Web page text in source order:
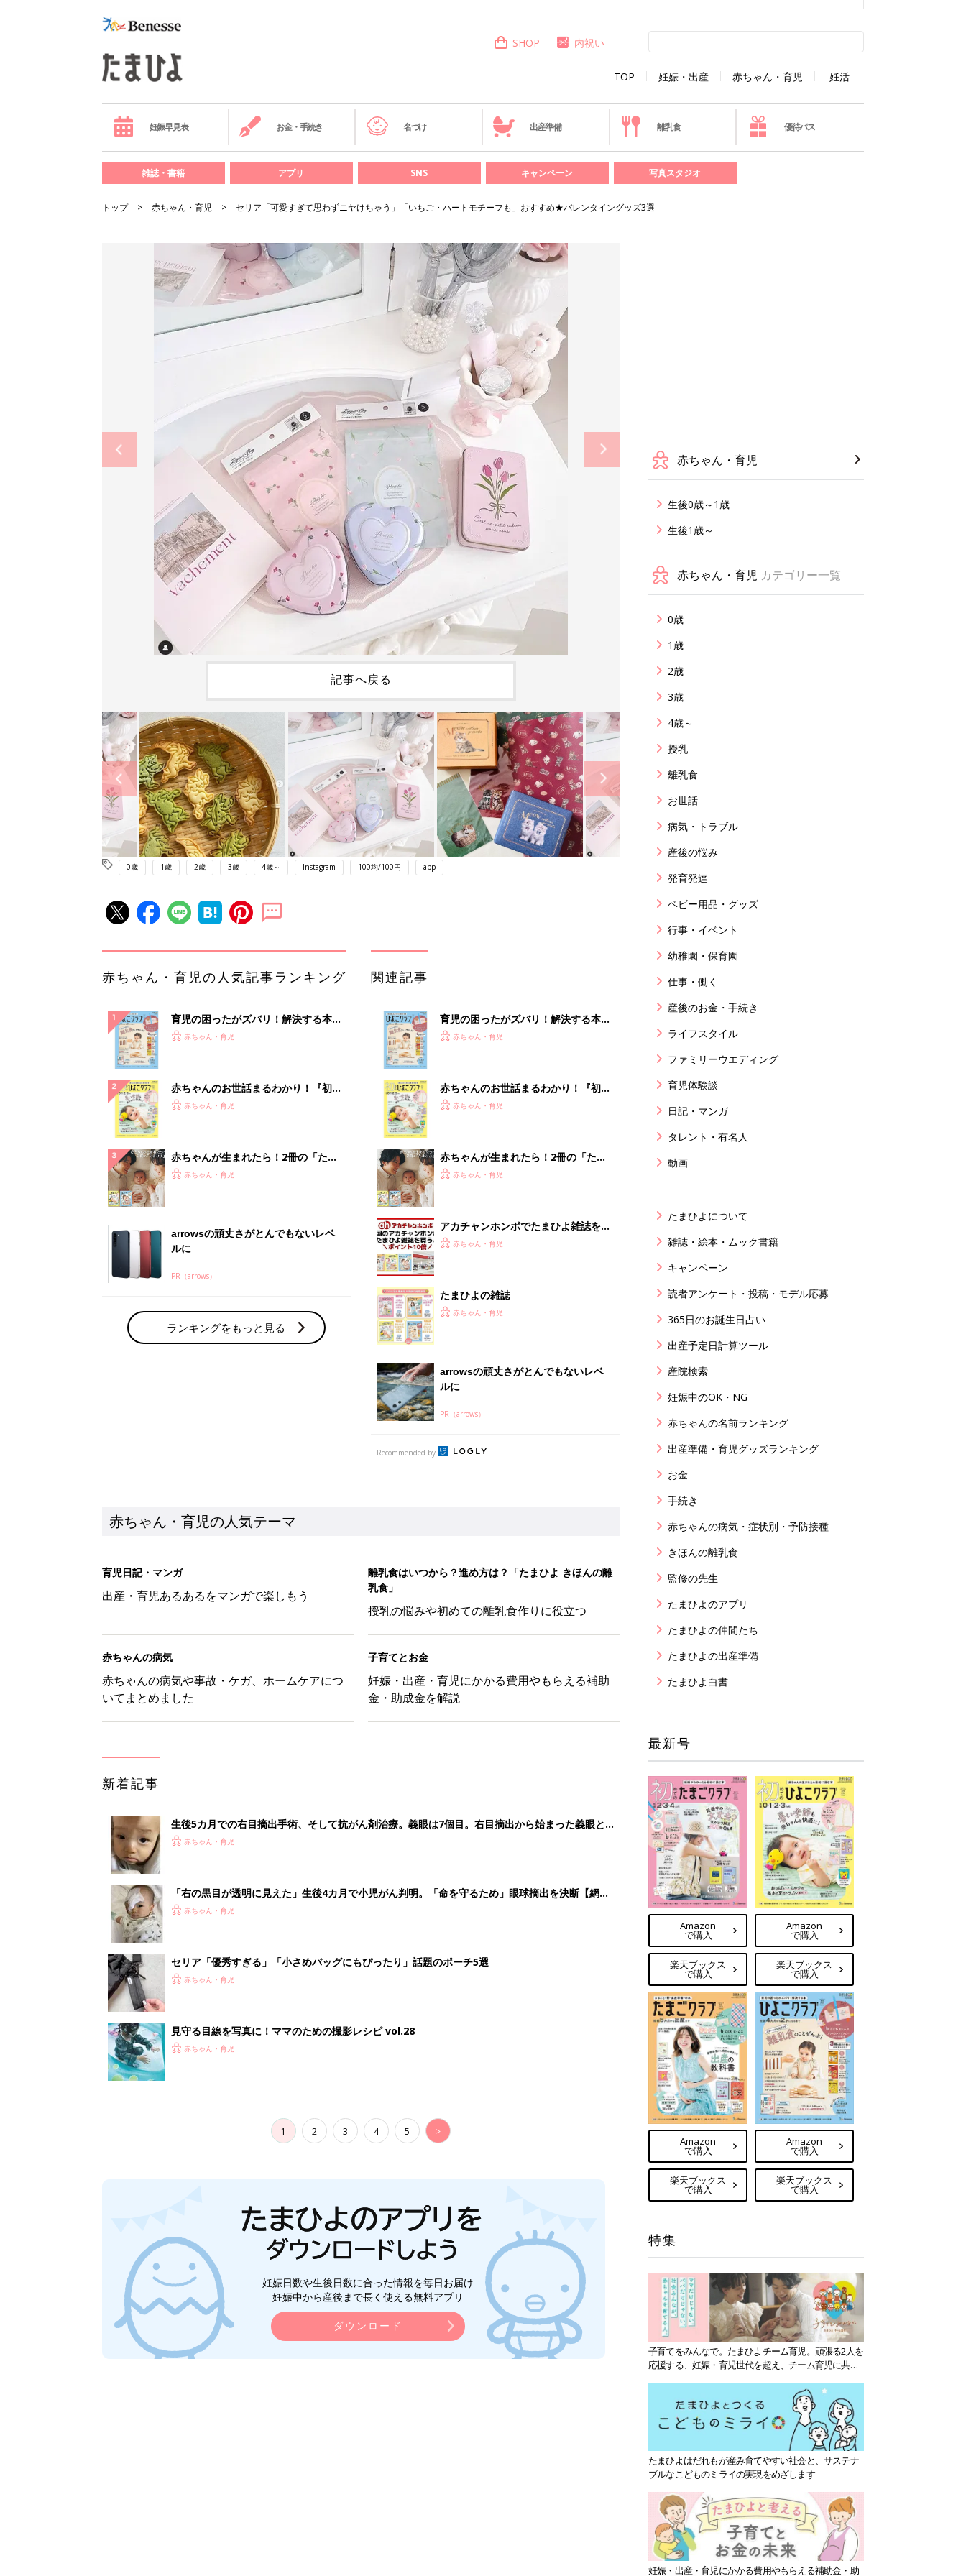
TOP 妊娠・出産 赤ちゃん・育児 妊活
SHOP 内祝い
妊娠早見表 お金・手続き 名づけ 出産準備 離乳食 優待パス
雑誌・書籍 アプリ SNS キャンペーン 写真スタジオ
トップ 赤ちゃん・育児 セリア「可愛すぎて思わずニヤけちゃう」「いちご・ハートモチーフも」おすすめ★バレンタイングッズ3選
記事へ戻る
0歳 1歳 2歳 3歳 4歳～ Instagram 100均/100円 app
赤ちゃん・育児の人気記事ランキング
育児の困ったがズバリ！解決する本
『ひよこクラブ 秋号』 4カ月～2才
赤ちゃん・育児
赤ちゃんのお世話まるわかり！『初め
てのひよこクラブ 夏号』〈巻頭大特
赤ちゃん・育児
赤ちゃんが生まれたら！2冊の「たま
ひよ」
赤ちゃん・育児
arrowsの頑丈さがとんでもないレベ
ルに
PR（arrows）
ランキングをもっと見る
関連記事
育児の困ったがズバリ！解決する本
『ひよこクラブ 秋号』 4カ月～2才
赤ちゃん・育児
赤ちゃんのお世話まるわかり！『初め
てのひよこクラブ 夏号』〈巻頭大特
赤ちゃん・育児
赤ちゃんが生まれたら！2冊の「たま
ひよ」
赤ちゃん・育児
アカチャンホンポでたまひよ雑誌を買
うとポイント10倍【期間限定】
赤ちゃん・育児
たまひよの雑誌
赤ちゃん・育児
arrowsの頑丈さがとんでもないレベ
ルに
PR（arrows）
Recommended by
赤ちゃん・育児の人気テーマ
育児日記・マンガ
出産・育児あるあるをマンガで楽しもう
離乳食はいつから？進め方は？「たまひよ きほんの離
乳食」
授乳の悩みや初めての離乳食作りに役立つ
赤ちゃんの病気
赤ちゃんの病気や事故・ケガ、ホームケアにつ
いてまとめました
子育てとお金
妊娠・出産・育児にかかる費用やもらえる補助
金・助成金を解説
新着記事
生後5カ月での右目摘出手術、そして抗がん剤治療。義眼は7個目。右目摘出から始まった義眼と
の生活【網膜芽細胞腫】
赤ちゃん・育児
「右の黒目が透明に見えた」生後4カ月で小児がん判明。「命を守るため」眼球摘出を決断【網膜
芽細胞腫】
赤ちゃん・育児
セリア「優秀すぎる」「小さめバッグにもぴったり」話題のポーチ5選
赤ちゃん・育児
見守る目線を写真に！ママのための撮影レシピ vol.28
赤ちゃん・育児
1 2 3 4 5 >
妊娠日数や生後日数に合った情報を毎日お届け
妊娠中から産後まで長く使える無料アプリ
ダウンロード
赤ちゃん・育児
生後0歳～1歳
生後1歳～
赤ちゃん・育児 カテゴリー一覧
0歳
1歳
2歳
3歳
4歳～
授乳
離乳食
お世話
病気・トラブル
産後の悩み
発育発達
ベビー用品・グッズ
行事・イベント
幼稚園・保育園
仕事・働く
産後のお金・手続き
ライフスタイル
ファミリーウエディング
育児体験談
日記・マンガ
タレント・有名人
動画
たまひよについて
雑誌・絵本・ムック書籍
キャンペーン
読者アンケート・投稿・モデル応募
365日のお誕生日占い
出産予定日計算ツール
産院検索
妊娠中のOK・NG
赤ちゃんの名前ランキング
出産準備・育児グッズランキング
お金
手続き
赤ちゃんの病気・症状別・予防接種
きほんの離乳食
監修の先生
たまひよのアプリ
たまひよの仲間たち
たまひよの出産準備
たまひよ白書
最新号
Amazon
で購入
楽天ブックス
で購入
Amazon
で購入
楽天ブックス
で購入
Amazon
で購入
楽天ブックス
で購入
Amazon
で購入
楽天ブックス
で購入
特集
子育てをみんなで。たまひよチーム育児。頑張る2人を
応援する、妊娠・育児世代を超え、チーム育児に共感
たまひよはだれもが産み育てやすい社会と、サステナ
ブルなこどものミライの実現をめざします
妊娠・出産・育児にかかる費用やもらえる補助金・助